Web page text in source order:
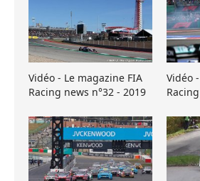
Vidéo - Le magazine FIA
Racing news n°32 - 2019
Vidéo